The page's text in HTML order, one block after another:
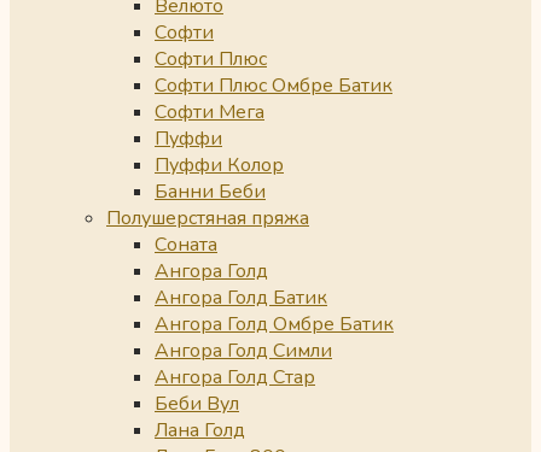
Велюто
Софти
Софти Плюс
Софти Плюс Омбре Батик
Софти Мега
Пуффи
Пуффи Колор
Банни Беби
Полушерстяная пряжа
Соната
Ангора Голд
Ангора Голд Батик
Ангора Голд Омбре Батик
Ангора Голд Симли
Ангора Голд Стар
Беби Вул
Лана Голд